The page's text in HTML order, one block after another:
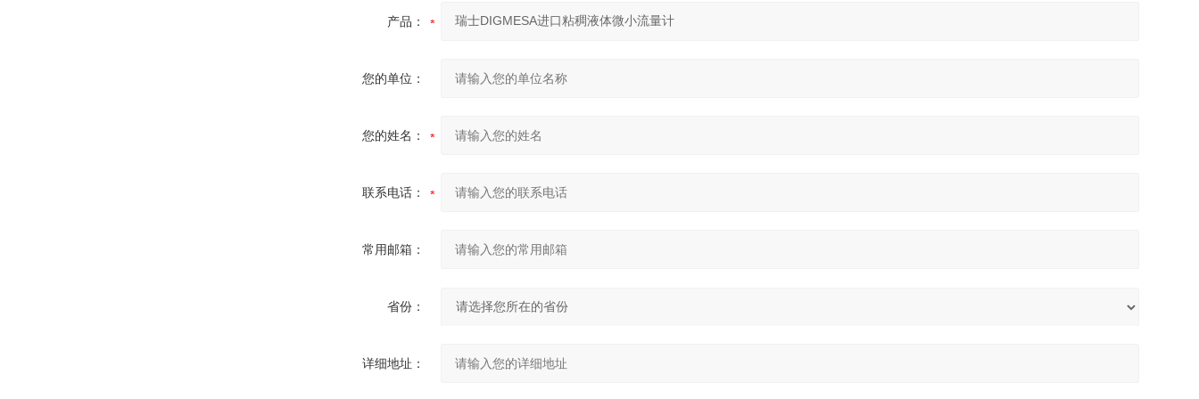
产品：
您的单位：
您的姓名：
联系电话：
常用邮箱：
省份：
详细地址：